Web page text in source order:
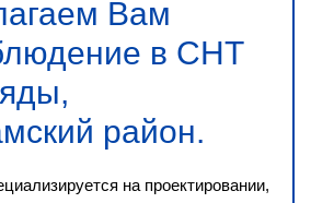
Вам
в СНТ
район.
на проектировании,